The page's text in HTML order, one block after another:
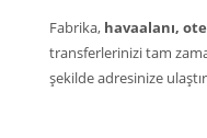
Fabrika, havaalanı,
transferlerinizi tam
şekilde adresinize